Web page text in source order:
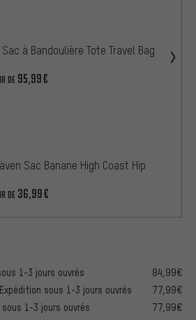
Sac à Bandoulière Tote Travel Bag
DE 95,99€
Sac Banane High Coast Hip
DE 36,99€
1-3 jours ouvrés
84,99€
sous 1-3 jours ouvrés
77,99€
1-3 jours ouvrés
77,99€